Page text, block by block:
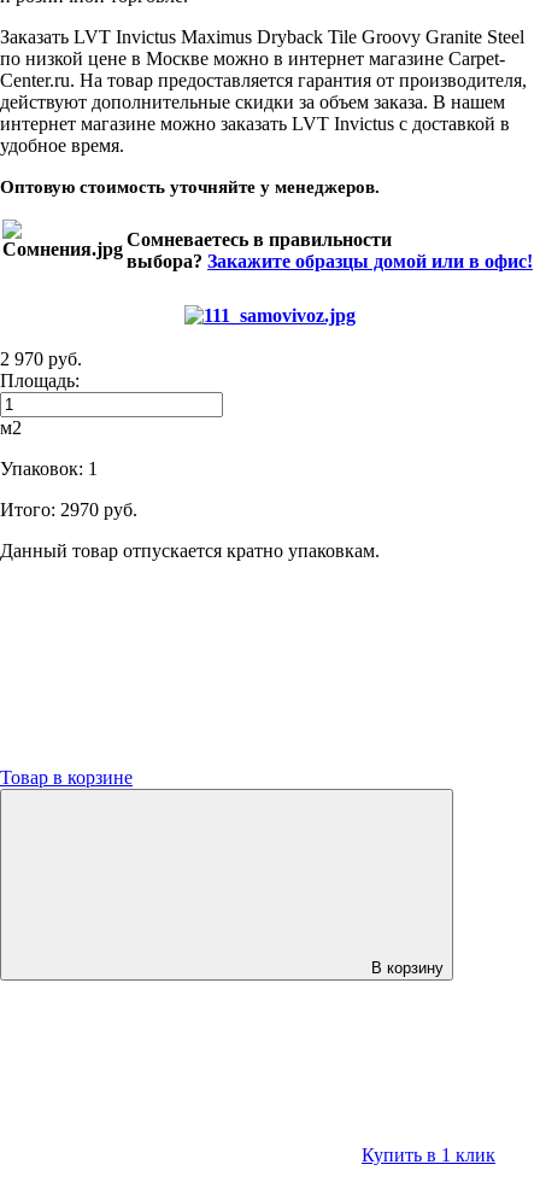
Заказать LVT Invictus Maximus Dryback Tile Groovy Granite Steel
по низкой цене в Москве можно в интернет магазине Carpet-
Center.ru. На товар предоставляется гарантия от производителя,
действуют дополнительные скидки за объем заказа. В нашем
интернет магазине можно заказать LVT Invictus с доставкой в
удобное время.
Оптовую стоимость уточняйте у менеджеров.
Сомневаетесь в правильности
выбора? Закажите образцы домой или в офис!
2 970 руб.
Площадь:
м2
Упаковок: 1
Итого: 2970 руб.
Данный товар отпускается кратно упаковкам.
Товар в корзине
В корзину
Купить в 1 клик